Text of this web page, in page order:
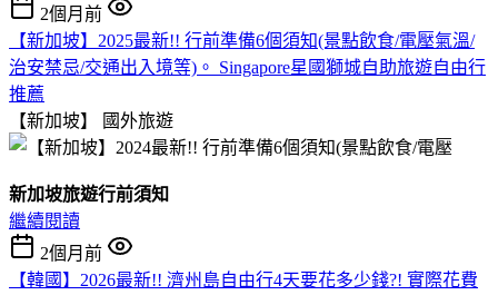
2個月前
【新加坡】2025最新!! 行前準備6個須知(景點飲食/電壓氣溫/
治安禁忌/交通出入境等)。 Singapore星國獅城自助旅遊自由行
推薦
【新加坡】
國外旅遊
新加坡旅遊行前須知
繼續閱讀
2個月前
【韓國】2026最新!! 濟州島自由行4天要花多少錢?! 實際花費